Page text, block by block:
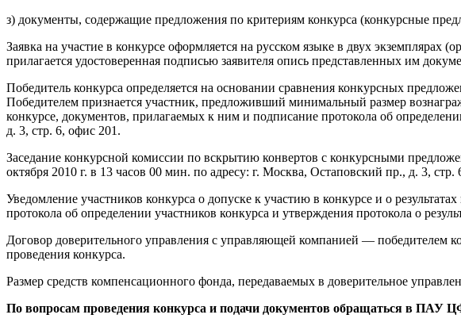
з) документы, содержащие предложения по критериям конкурса (конкурсные
Заявка на участие в конкурсе оформляется на русском языке в двух экземплярах
прилагается удостоверенная подписью заявителя опись представленных им
Победитель конкурса определяется на основании сравнения конкурсных
Победителем признается участник, предложивший минимальный размер
конкурсе, документов, прилагаемых к ним и подписание протокола об
д. 3, стр. 6, офис 201.
Заседание конкурсной комиссии по вскрытию конвертов с конкурсными
октября 2010 г. в 13 часов 00 мин. по адресу: г. Москва, Остаповский пр., д. 3, стр.
Уведомление участников конкурса о допуске к участию в конкурсе и о
протокола об определении участников конкурса и утверждения протокола о
Договор доверительного управления с управляющей компанией — победителем
проведения конкурса.
Размер средств компенсационного фонда, передаваемых в доверительное
По вопросам проведения конкурса и подачи документов обращаться в ПАУ